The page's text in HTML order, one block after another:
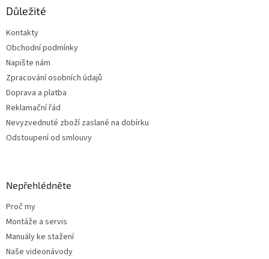
Důležité
Kontakty
Obchodní podmínky
Napište nám
Zpracování osobních údajů
Doprava a platba
Reklamační řád
Nevyzvednuté zboží zaslané na dobírku
Odstoupení od smlouvy
Nepřehlédněte
Proč my
Montáže a servis
Manuály ke stažení
Naše videonávody